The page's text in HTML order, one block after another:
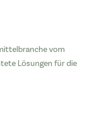
vom
Lösungen für die